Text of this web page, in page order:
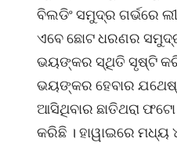
ବିଲଡିଂ ସମୁଦ୍ର ଗର୍ଭରେ
ଏବେ ଛୋଟ ଧରଣର
ଭୟଙ୍କର ସ୍ଥିତି ସୃଷ୍ଟି
ଭୟଙ୍କର ହେବାର
ଆସିଥିବାର ଛାତିଥରା
କରିଛି । ହାୱାଇରେ ମଧ୍ୟ